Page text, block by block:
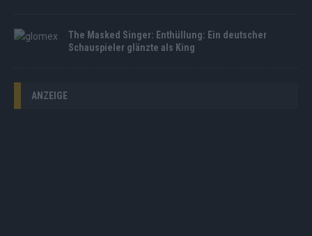
The Masked Singer: Enthüllung: Ein deutscher
Schauspieler glänzte als King
ANZEIGE